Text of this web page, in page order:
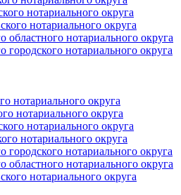
нотариального округа
нотариального округа
нотариального округа
нотариального округа
нотариального округа
нотариального округа
нотариального округа
нотариального округа
нотариального округа
нотариального округа
нотариального округа